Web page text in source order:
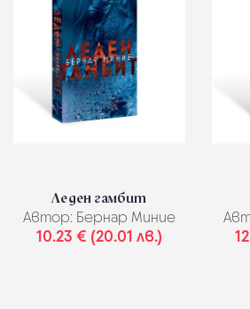
Леден гамбит
Автор: Бернар Миние
10.23 € (20.01 лв.)